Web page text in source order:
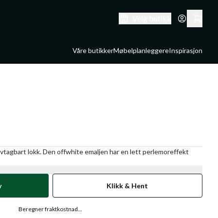
Våre butikkerMøbelplanleggereInspirasjon
lokk. Den offwhite emaljen har en lett perlemoreffekt
Klikk & Hent
Beregner fraktkostnad...